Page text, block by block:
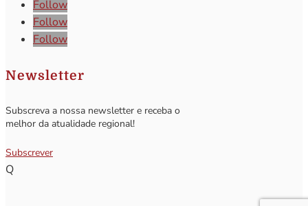
Follow
Follow
Follow
Newsletter
Subscreva a nossa newsletter e receba o
melhor da atualidade regional!
Subscrever
Q